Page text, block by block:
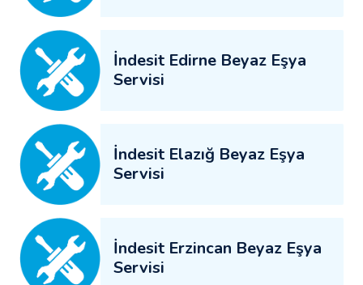
İndesit Edirne Beyaz Eşya
Servisi
İndesit Elazığ Beyaz Eşya
Servisi
İndesit Erzincan Beyaz Eşya
Servisi